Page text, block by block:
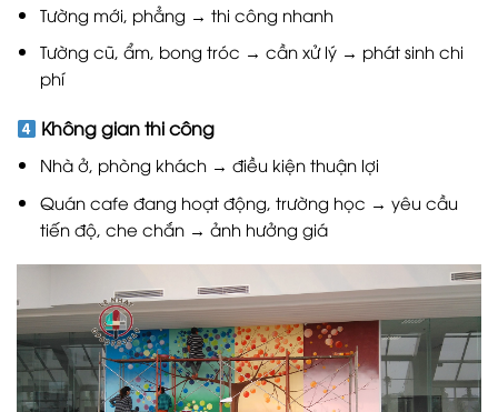
Tường mới, phẳng → thi công nhanh
Tường cũ, ẩm, bong tróc → cần xử lý → phát sinh chi
phí
Không gian thi công
Nhà ở, phòng khách → điều kiện thuận lợi
Quán cafe đang hoạt động, trường học → yêu cầu
tiến độ, che chắn → ảnh hưởng giá